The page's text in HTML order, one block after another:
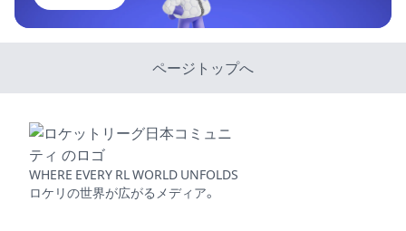
ページトップへ
WHERE EVERY RL WORLD UNFOLDS
ロケリの世界が広がるメディア。